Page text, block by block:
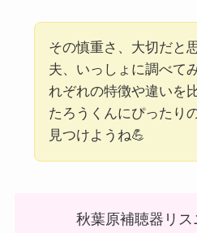
その慎重さ、大切だと
夫、いっしょに調べて
れぞれの特徴や違いを
たろうくんにぴったり
見つけようね💪
秋葉原補聴器リ